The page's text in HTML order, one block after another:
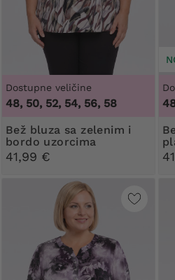
Dostupne veličine
48, 50, 52, 54, 56, 58
Bež bluza sa zelenim i
bordo uzorcima
41,99 €
Bež bluza s uzorcima